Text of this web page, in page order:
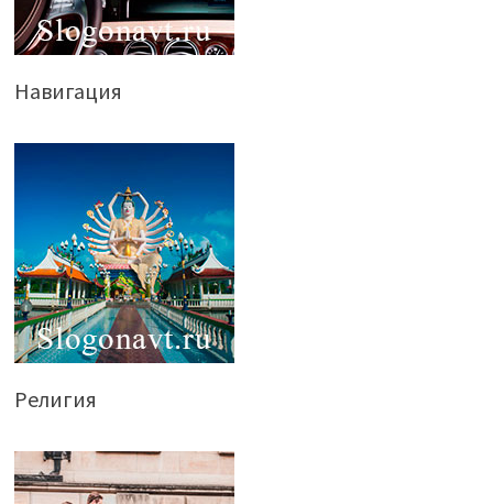
Навигация
Религия